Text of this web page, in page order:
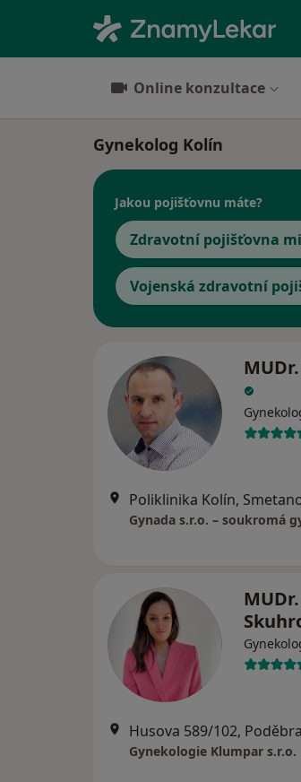
Online konzultace
Gynekolog Kolín
Jakou pojišťovnu máte?
Zdravotní pojišťovna
Vojenská zdravotní
Poliklinika Kolín,
Husova 589/102,
Gynekologie Klumpar s.r.o.